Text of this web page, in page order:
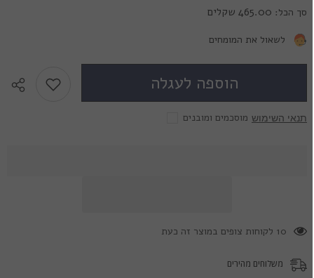
הכמות
עבור
Elf
עבור
Elf
Purple
סך הכל: 465.00 שקלים
לשאול את המומחים
הוספה לעגלה
מוסכמים ומובנים תנאי השימוש
283 לקוחות צופים במוצר זה כעת
משלוחים מהירים